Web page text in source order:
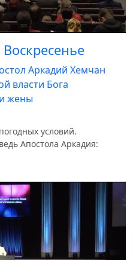
Аркадий Хемчан
власти Бога
жены
условий.
Апостола Аркадия: